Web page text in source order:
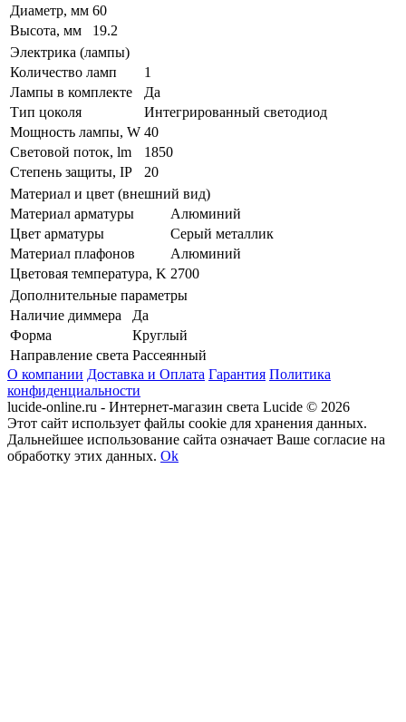
Диаметр, мм 60
Высота, мм
19.2
Электрика (лампы)
Количество ламп
1
Лампы в комплекте
Да
Тип цоколя
Интегрированный светодиод
Мощность лампы, W 40
Световой поток, lm
1850
Степень защиты, IP
20
Материал и цвет (внешний вид)
Материал арматуры
Алюминий
Цвет арматуры
Серый металлик
Материал плафонов
Алюминий
Цветовая температура, K 2700
Дополнительные параметры
Наличие диммера
Да
Форма
Круглый
Направление света Рассеянный
О компании Доставка и Оплата Гарантия Политика
конфиденциальности
lucide-online.ru - Интернет-магазин света Lucide © 2026
Этот сайт использует файлы cookie для хранения данных.
Дальнейшее использование сайта означает Ваше согласие на
обработку этих данных. Ok